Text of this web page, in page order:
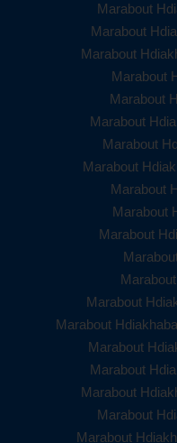
Marabout
Marabout
Marabout
Marabout
Marabout
Marabout
Marabout
Marabout
Marabout
Marabout
Marabout
Marabout
Marabout
Marabout
Marabout
Marabout
Marabout
Marabout